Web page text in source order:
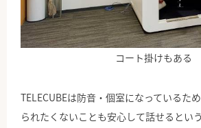
コート掛けもある
TELECUBEは防音・個室になっているた
られたくないことも安心して話せるとい